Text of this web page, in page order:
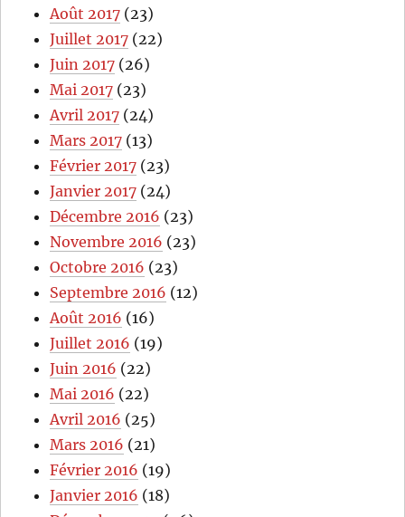
Août 2017 (23)
Juillet 2017 (22)
Juin 2017 (26)
Mai 2017 (23)
Avril 2017 (24)
Mars 2017 (13)
Février 2017 (23)
Janvier 2017 (24)
Décembre 2016 (23)
Novembre 2016 (23)
Octobre 2016 (23)
Septembre 2016 (12)
Août 2016 (16)
Juillet 2016 (19)
Juin 2016 (22)
Mai 2016 (22)
Avril 2016 (25)
Mars 2016 (21)
Février 2016 (19)
Janvier 2016 (18)